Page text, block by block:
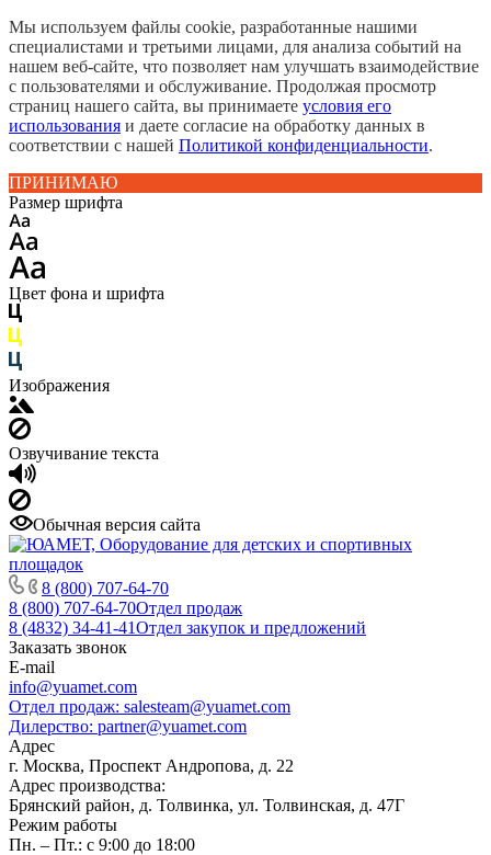
Мы используем файлы cookie, разработанные нашими
специалистами и третьими лицами, для анализа событий на
нашем веб-сайте, что позволяет нам улучшать взаимодействие
с пользователями и обслуживание. Продолжая просмотр
страниц нашего сайта, вы принимаете условия его
использования и даете согласие на обработку данных в
соответствии с нашей Политикой конфиденциальности.
ПРИНИМАЮ
Размер шрифта
Цвет фона и шрифта
Изображения
Озвучивание текста
Обычная версия сайта
8 (800) 707-64-70
8 (800) 707-64-70Отдел продаж
8 (4832) 34-41-41Отдел закупок и предложений
Заказать звонок
E-mail
info@yuamet.com
Отдел продаж: salesteam@yuamet.com
Дилерство: partner@yuamet.com
Адрес
г. Москва, Проспект Андропова, д. 22
Адрес производства:
Брянский район, д. Толвинка, ул. Толвинская, д. 47Г
Режим работы
Пн. – Пт.: с 9:00 до 18:00